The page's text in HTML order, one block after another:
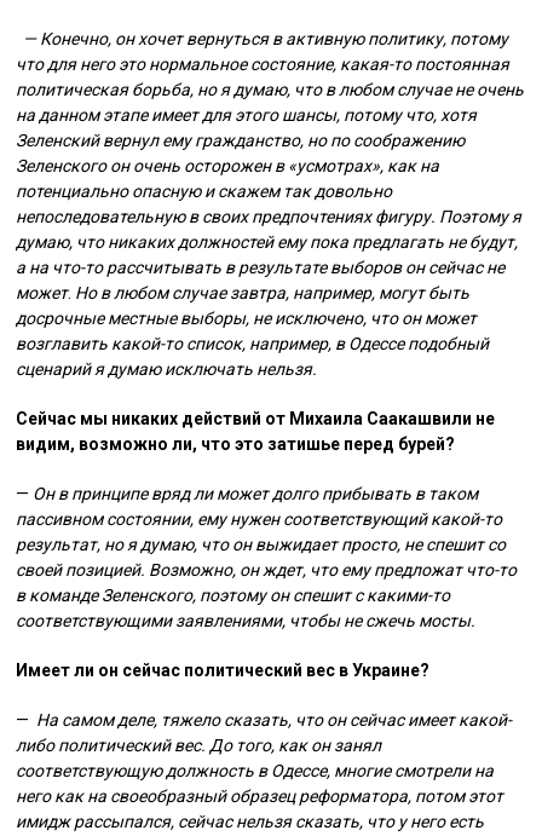
— Конечно, он хочет вернуться в активную политику, потому
что для него это нормальное состояние, какая-то постоянная
политическая борьба, но я думаю, что в любом случае не очень
на данном этапе имеет для этого шансы, потому что, хотя
Зеленский вернул ему гражданство, но по соображению
Зеленского он очень осторожен в «усмотрах», как на
потенциально опасную и скажем так довольно
непоследовательную в своих предпочтениях фигуру. Поэтому я
думаю, что никаких должностей ему пока предлагать не будут,
а на что-то рассчитывать в результате выборов он сейчас не
может. Но в любом случае завтра, например, могут быть
досрочные местные выборы, не исключено, что он может
возглавить какой-то список, например, в Одессе подобный
сценарий я думаю исключать нельзя.
Сейчас мы никаких действий от Михаила Саакашвили не
видим, возможно ли, что это затишье перед бурей?
— Он в принципе вряд ли может долго прибывать в таком
пассивном состоянии, ему нужен соответствующий какой-то
результат, но я думаю, что он выжидает просто, не спешит со
своей позицией. Возможно, он ждет, что ему предложат что-то
в команде Зеленского, поэтому он спешит с какими-то
соответствующими заявлениями, чтобы не сжечь мосты.
Имеет ли он сейчас политический вес в Украине?
— На самом деле, тяжело сказать, что он сейчас имеет какой-
либо политический вес. До того, как он занял
соответствующую должность в Одессе, многие смотрели на
него как на своеобразный образец реформатора, потом этот
имидж рассыпался, сейчас нельзя сказать, что у него есть